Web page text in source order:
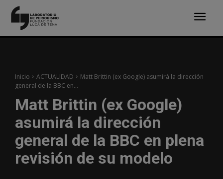
Inicio ACTUALIDAD
Matt Brittin (ex Google) asumirá la dirección
general de la BBC en...
Matt Brittin (ex Google)
asumirá la dirección
general de la BBC en plena
revisión de su modelo